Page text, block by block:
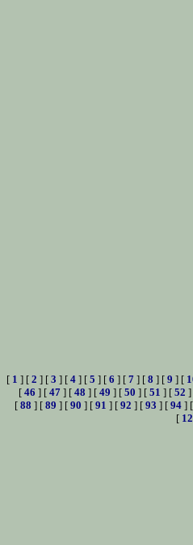
[ 1 ] [ 2 ] [ 3 ] [ 4 ] [ 5 ] [ 6 ] [ 7 ] [ 8 ] [ 9 ] [
[ 46 ] [ 47] [ 48 ] [ 49 ] [ 50 ] [ 51 ] [ 52 ]
[ 88 ] [ 89 ] [ 90 ] [ 91 ] [ 92 ] [ 93 ] [ 94 ] [
[